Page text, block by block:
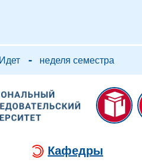
Идет - неделя семестра
Кафедры